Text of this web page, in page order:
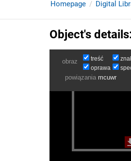
Homepage Digital
Object's details